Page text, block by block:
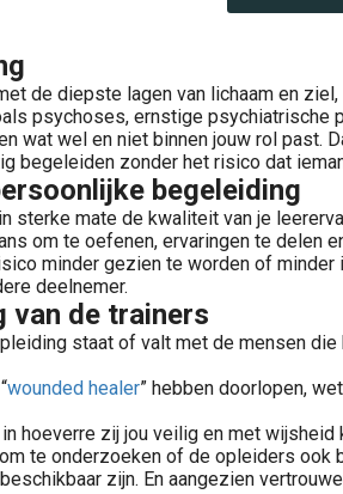
de diepste lagen van lichaam en
psychoses, ernstige
wat wel en niet binnen jouw rol
begeleiden zonder het risico dat
begeleiding
sterke mate de kwaliteit van je
om te oefenen, ervaringen te delen
minder gezien te worden of
deelnemer.
van de trainers
staat of valt met de mensen
wounded healer” hebben doorlopen,
hoeverre zij jou veilig en met
te onderzoeken of de opleiders
zijn. En aangezien